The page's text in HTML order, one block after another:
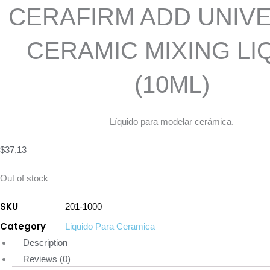
CERAFIRM ADD
CERAMIC MIXING
(10ML)
Líquido para modelar cerámica.
$37,13
Out of stock
SKU 201-1000
Category
Liquido Para Ceramica
Description
Reviews (0)